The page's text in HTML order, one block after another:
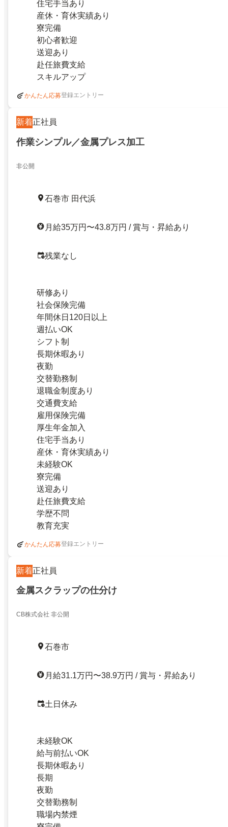
住宅手当あり
産休・育休実績あり
寮完備
初心者歓迎
送迎あり
赴任旅費支給
スキルアップ
かんたん応募登録エントリー
新着正社員
作業シンプル／金属プレス加工
非公開
石巻市 田代浜
月給35万円〜43.8万円 / 賞与・昇給あり
残業なし
研修あり
社会保険完備
年間休日120日以上
週払いOK
シフト制
長期休暇あり
夜勤
交替勤務制
退職金制度あり
交通費支給
雇用保険完備
厚生年金加入
住宅手当あり
産休・育休実績あり
未経験OK
寮完備
送迎あり
赴任旅費支給
学歴不問
教育充実
かんたん応募登録エントリー
新着正社員
金属スクラップの仕分け
CB株式会社 非公開
石巻市
月給31.1万円〜38.9万円 / 賞与・昇給あり
土日休み
未経験OK
給与前払いOK
長期休暇あり
長期
夜勤
交替勤務制
職場内禁煙